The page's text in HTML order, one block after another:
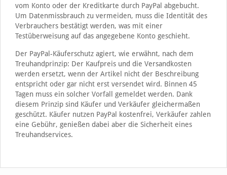
vom Konto oder der Kreditkarte durch PayPal abgebucht.
Um Datenmissbrauch zu vermeiden, muss die Identität des
Verbrauchers bestätigt werden, was mit einer
Testüberweisung auf das angegebene Konto geschieht.
Der PayPal-Käuferschutz agiert, wie erwähnt, nach dem
Treuhandprinzip: Der Kaufpreis und die Versandkosten
werden ersetzt, wenn der Artikel nicht der Beschreibung
entspricht oder gar nicht erst versendet wird. Binnen 45
Tagen muss ein solcher Vorfall gemeldet werden. Dank
diesem Prinzip sind Käufer und Verkäufer gleichermaßen
geschützt. Käufer nutzen PayPal kostenfrei, Verkäufer zahlen
eine Gebühr, genießen dabei aber die Sicherheit eines
Treuhandservices.